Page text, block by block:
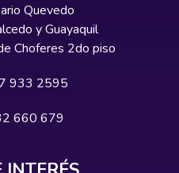
Quevedo
y Guayaquil
Choferes 2do piso
933 2595
660 679